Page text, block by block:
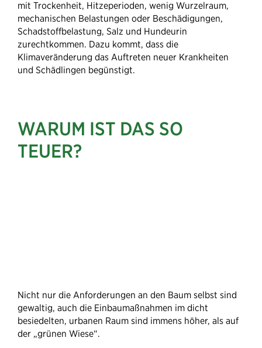
mit Trockenheit, Hitzeperioden, wenig Wurzelraum,
mechanischen Belastungen oder Beschädigungen,
Schadstoffbelastung, Salz und Hundeurin
zurechtkommen. Dazu kommt, dass die
Klimaveränderung das Auftreten neuer Krankheiten
und Schädlingen begünstigt.
WARUM IST DAS SO
TEUER?
Nicht nur die Anforderungen an den Baum selbst sind
gewaltig, auch die Einbaumaßnahmen im dicht
besiedelten, urbanen Raum sind immens höher, als auf
der „grünen Wiese“.